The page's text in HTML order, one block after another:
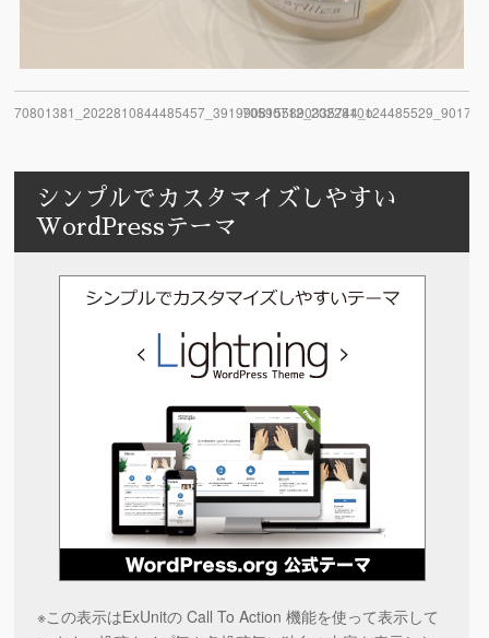
70801381_2022810844485457_3919908155890335744_o
シンプルでカスタマイズしやすい
WordPressテーマ
※この表示はExUnitの Call To Action 機能を使って表示して